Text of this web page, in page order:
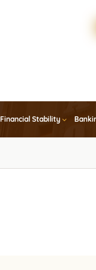
Financial Stability